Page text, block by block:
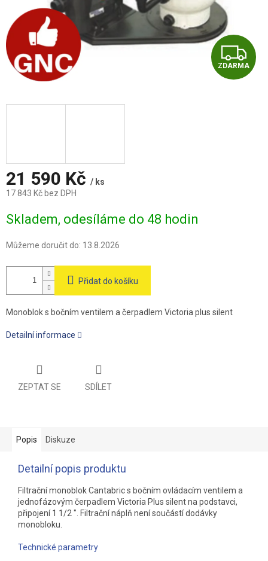
Z
D
ZDARMA
21 590 Kč / ks
17 843 Kč bez DPH
cena:
Skladem, odesíláme do 48 hodin
Můžeme doručit do: 13.8.2026
Přidat do košíku
Monoblok s bočním ventilem a čerpadlem Victoria plus silent
Detailní informace
ZEPTAT SE SDÍLET
Popis Diskuze
Detailní popis produktu
Filtrační monoblok Cantabric s bočním ovládacím ventilem a
jednofázovým čerpadlem Victoria Plus silent na podstavci,
připojení 1 1/2 ". Filtrační náplň není součástí dodávky
monobloku.
Technické parametry